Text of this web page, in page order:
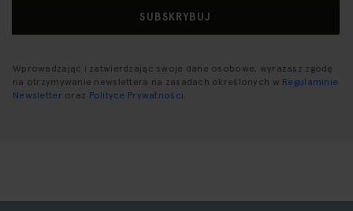
SUBSKRYBUJ
Wprowadzając i zatwierdzając swoje dane osobowe, wyrażasz zgodę
na otrzymywanie newslettera na zasadach określonych w Regulaminie
Newsletter oraz Polityce Prywatności.